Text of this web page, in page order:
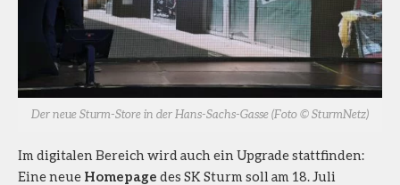
Der neue Sturm-Store in der Hans-Sachs-Gasse (Foto © SturmNetz)
Im digitalen Bereich wird auch ein Upgrade stattfinden:
Eine neue Homepage des SK Sturm soll am 18. Juli